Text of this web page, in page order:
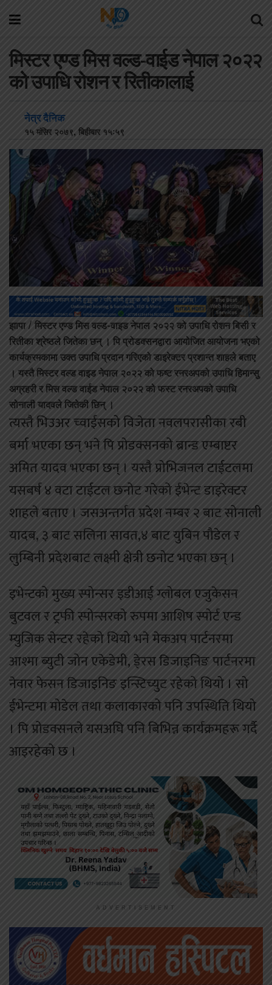
मिस्टर एण्ड मिस वल्ड-वाईड नेपाल २०२२
को उपाधि रोशन र रितीकालाई
नेत्र दैनिक
१५ मंसिर २०७९, बिहीबार १५:५९
झापा / मिस्टर एण्ड मिस वल्ड-वाइड नेपाल २०२२ को उपाधि रोशन बिसी र
रितीका श्रेष्ठले जितेका छन् । पि प्रोडक्सनद्वारा आयोजित आयोजना भएको
कार्यक्रमकामा उक्त उपाधि प्रदान गरिएको डाइरेक्टर प्रशान्त शाहले बताए
। यस्तै मिस्टर वल्ड वाइड नेपाल २०२२ को फष्ट रनरअपको उपाधि हिमान्सु
अग्रहरी र मिस वल्ड वाईड नेपाल २०२२ को फस्ट रनरअपको उपाधि
सोनाली यादवले जितेकी छिन् ।
त्यस्तै भिउअर च्वाईसको विजेता नवलपरासीका रबी
बर्मा भएका छन् भने पि प्रोडक्सनको ब्रान्ड एम्बाष्टर
अमित यादव भएका छन् । यस्तै प्रोभिजनल टाईटलमा
यसबर्ष ४ वटा टाईटल छनोट गरेको ईभेन्ट डाइरेक्टर
शाहले बताए । जसअन्तर्गत प्रदेश नम्बर २ बाट सोनाली
यादब, ३ बाट सलिना सावत,४ बाट युबिन पौडेल र
लुम्बिनी प्रदेशबाट लक्ष्मी क्षेत्री छनोट भएका छन् ।
इभेन्टको मुख्य स्पोन्सर इडीआई ग्लोबल एजुकेसन
बुटवल र ट्रफी स्पोन्सरको रुपमा आशिष स्पोर्ट एन्ड
म्युजिक सेन्टर रहेको थियो भने मेकअप पार्टनरमा
आश्मा ब्युटी जोन एकेडेमी, डे्रस डिजाइनिङ पार्टनरमा
नेवार फेसन डिजाइनिङ इन्स्टिच्युट रहेको थियो । सो
ईभेन्टमा मोडेल तथा कलाकारको पनि उपस्थिति थियो
। पि प्रोडक्सनले यसअघि पनि बिभिन्न कार्यक्रमहरू गर्दै
आइरहेको छ ।
ADVERTISEMENT